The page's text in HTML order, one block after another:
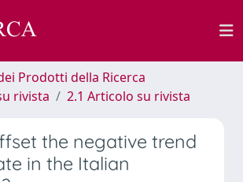
Prodotti della Ricerca
rivista
2.1 Articolo su rivista
the negative trend
in the Italian